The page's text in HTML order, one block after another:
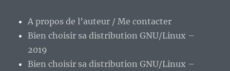
A propos de l’auteur / Me contacter
Bien choisir sa distribution GNU/Linux –
2019
Bien choisir sa distribution GNU/Linux –